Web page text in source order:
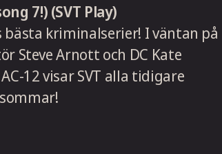
7!) (SVT Play)
bästa kriminalserier! I väntan på
Steve Arnott och DC Kate
12 visar SVT alla tidigare